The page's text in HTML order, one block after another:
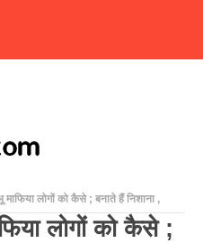
लोगों को कैसे ; बनाते हैं निशाना ,
लोगों को कैसे ;